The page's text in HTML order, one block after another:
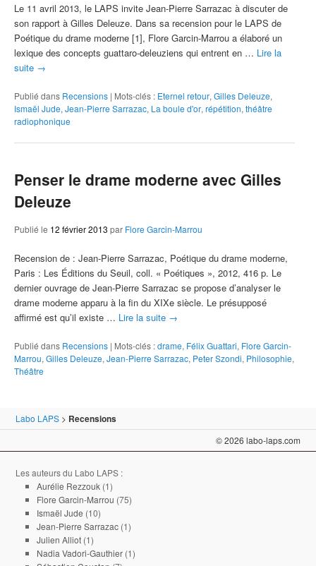
Le 11 avril 2013, le LAPS invite Jean-Pierre Sarrazac à discuter de
son rapport à Gilles Deleuze. Dans sa recension pour le LAPS de
Poétique du drame moderne [1], Flore Garcin-Marrou a élaboré un
lexique des concepts guattaro-deleuziens qui entrent en … Lire la
suite →
Publié dans Recensions | Mots-clés : Eternel retour, Gilles Deleuze,
Ismaël Jude, Jean-Pierre Sarrazac, La boule d'or, répétition, théâtre
radiophonique
Penser le drame moderne avec Gilles
Deleuze
Publié le 12 février 2013 par Flore Garcin-Marrou
Recension de : Jean‑Pierre Sarrazac, Poétique du drame moderne,
Paris : Les Éditions du Seuil, coll. « Poétiques », 2012, 416 p. Le
dernier ouvrage de Jean-Pierre Sarrazac se propose d’analyser le
drame moderne apparu à la fin du XIXe siècle. Le présupposé
affirmé est qu’il existe … Lire la suite →
Publié dans Recensions | Mots-clés :drame, Félix Guattari, Flore Garcin-
Marrou, Gilles Deleuze, Jean-Pierre Sarrazac, Peter Szondi, Philosophie,
Théâtre
Labo LAPS > Recensions
© 2026 labo-laps.com
Les auteurs du Labo LAPS :
Aurélie Rezzouk (1)
Flore Garcin-Marrou (75)
Ismaël Jude (10)
Jean-Pierre Sarrazac (1)
Julien Alliot (1)
Nadia Vadori-Gauthier (1)